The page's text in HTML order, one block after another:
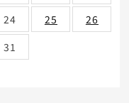
24 25
26
31